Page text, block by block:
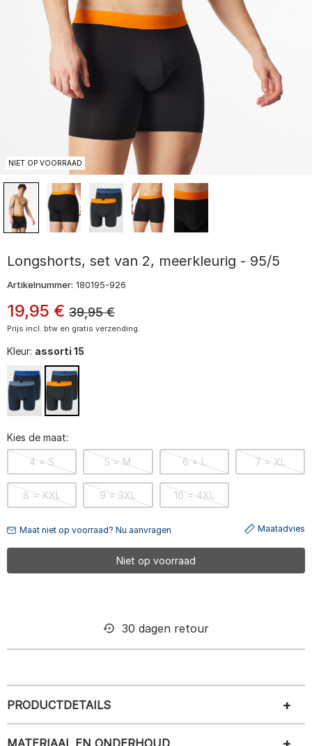
NIET OP VOORRAAD
Longshorts, set van 2, meerkleurig - 95/5
Artikelnummer: 180195-926
19,95 € 39,95€
Prijs incl. btw en gratis verzending.
Kleur: assorti 15
Kies de maat:
4 = S 5 = M 6 = L 7 = XL
8 = XXL 9 = 3XL 10 = 4XL
Maat niet op voorraad? Nu aanvragen Maatadvies
Niet op voorraad
30 dagen retour
PRODUCTDETAILS
MATERIAAL EN ONDERHOUD